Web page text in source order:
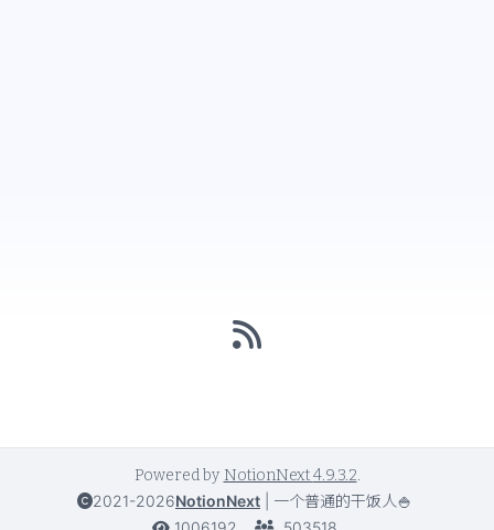
Powered by NotionNext4.9.3.2.
2021-2026NotionNext
一个普通的干饭人🍚